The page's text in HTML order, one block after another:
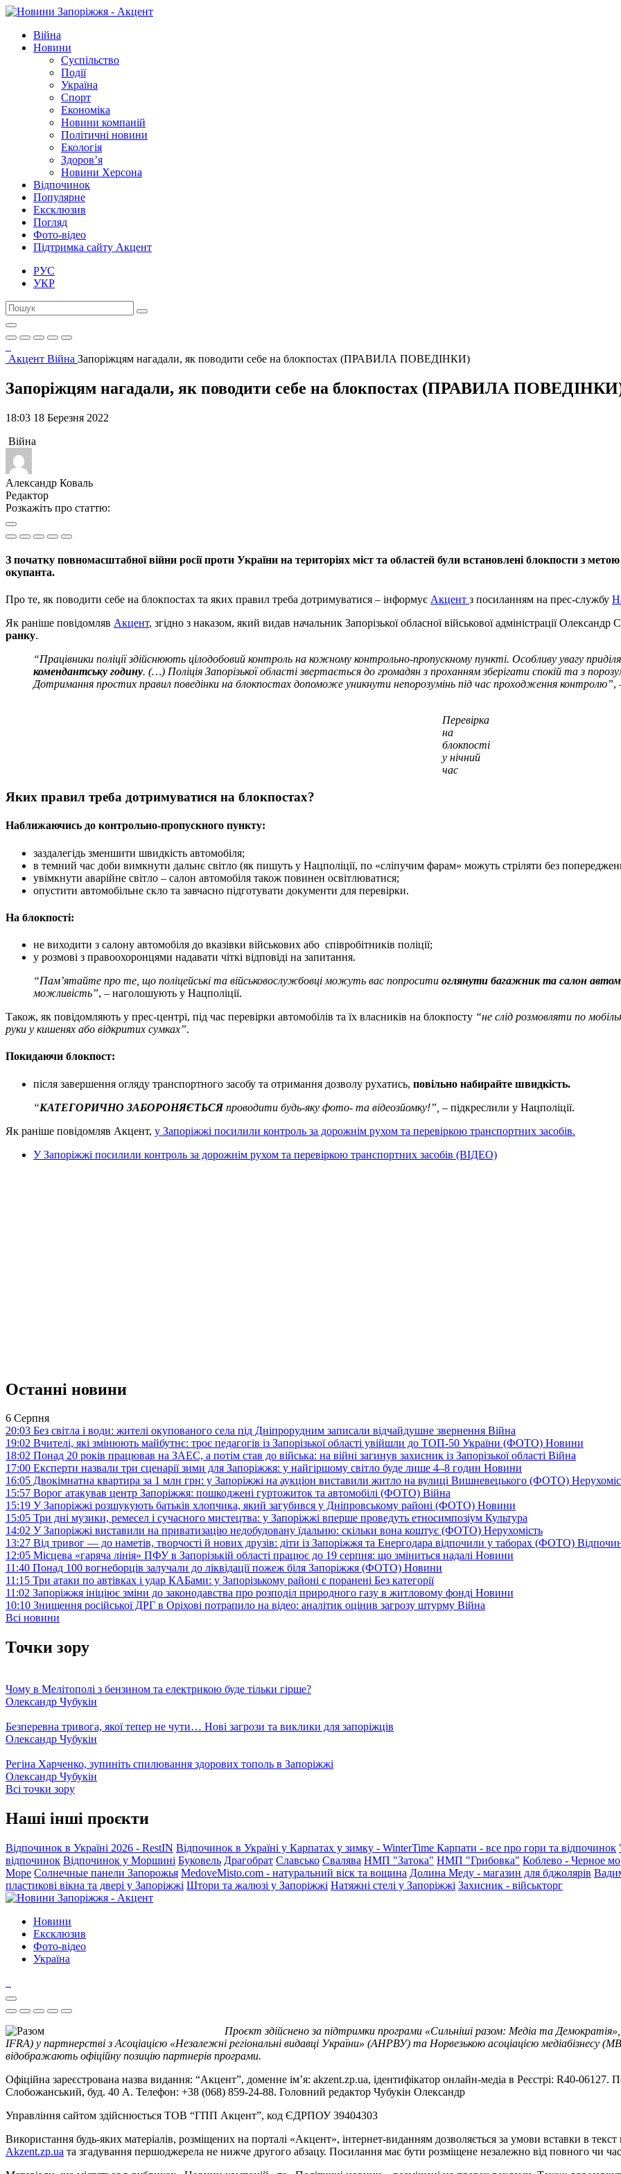
Війна
Новини
Суспільство
Події
Україна
Спорт
Економіка
Новини компаній
Політичні новини
Екологія
Здоров’я
Новини Херсона
Відпочинок
Популярне
Ексклюзив
Погляд
Фото-відео
Підтримка сайту Акцент
РУС
УКР
Акцент Війна Запоріжцям нагадали, як поводити себе на блокпостах (ПРАВИЛА ПОВЕДІНКИ)
Запоріжцям нагадали, як поводити себе на блокпостах (ПРАВИЛА
18:03 18 Березня 2022
Війна
Александр Коваль
Редактор
Розкажіть про статтю:
З початку повномасштабної війни росії проти України на територіях міст та областей були встановлені блокпости з
окупанта.
Про те, як поводити себе на блокпостах та яких правил треба дотримуватися – інформує Акцент з посиланням на прес-службу
Як раніше повідомляв Акцент, згідно з наказом, який видав начальник Запорізької обласної військової адміністрації Олександр
ранку.
“Працівники поліції здійснюють цілодобовий контроль на кожному контрольно-пропускному пункті. Особливу увагу
комендантську годину. (…) Поліція Запорізької області звертається до громадян з проханням зберігати спокій та з
Дотримання простих правил поведінки на блокпостах допоможе уникнути непорозумінь під час проходження контролю”,
Перевірка
на
блокпості
у нічний
час
Яких правил треба дотримуватися на блокпостах?
Наближаючись до контрольно-пропускного пункту:
заздалегідь зменшити швидкість автомобіля;
в темний час доби вимкнути дальнє світло (як пишуть у Нацполіції, по «сліпучим фарам» можуть стріляти без
увімкнути аварійне світло – салон автомобіля також повинен освітлюватися;
опустити автомобільне скло та завчасно підготувати документи для перевірки.
На блокпості:
не виходити з салону автомобіля до вказівки військових або співробітників поліції;
у розмові з правоохоронцями надавати чіткі відповіді на запитання.
“Пам’ятайте про те, що поліцейські та військовослужбовці можуть вас попросити оглянути багажник та салон
можливість”, – наголошують у Нацполіції.
Також, як повідомляють у прес-центрі, під час перевірки автомобілів та їх власників на блокпосту “не слід розмовляти по
руки у кишенях або відкритих сумках”.
Покидаючи блокпост:
після завершення огляду транспортного засобу та отримання дозволу рухатись, повільно набирайте швидкість.
“КАТЕГОРИЧНО ЗАБОРОНЯЄТЬСЯпроводити будь-яку фото- та відеозйомку!”, – підкреслили у Нацполіції.
Як раніше повідомляв Акцент, у Запоріжжі посилили контроль за дорожнім рухом та перевіркою транспортних засобів.
У Запоріжжі посилили контроль за дорожнім рухом та перевіркою транспортних засобів (ВІДЕО)
Останні новини
6 Серпня
20:03 Без світла і води: жителі окупованого села під Дніпрорудним записали відчайдушне звернення Війна
19:02 Вчителі, які змінюють майбутнє: троє педагогів із Запорізької області увійшли до ТОП-50 України (ФОТО) Новини
18:02 Понад 20 років працював на ЗАЕС, а потім став до війська: на війні загинув захисник із Запорізької області Війна
17:00 Експерти назвали три сценарії зими для Запоріжжя: у найгіршому світло буде лише 4–8 годин Новини
16:05 Двокімнатна квартира за 1 млн грн: у Запоріжжі на аукціон виставили житло на вулиці Вишневецького (ФОТО)
15:57 Ворог атакував центр Запоріжжя: пошкоджені гуртожиток та автомобілі (ФОТО) Війна
15:19 У Запоріжжі розшукують батьків хлопчика, який загубився у Дніпровському районі (ФОТО) Новини
15:05 Три дні музики, ремесел і сучасного мистецтва: у Запоріжжі вперше проведуть етносимпозіум Культура
14:02 У Запоріжжі виставили на приватизацію недобудовану їдальню: скільки вона коштує (ФОТО) Нерухомість
13:27 Від тривог — до наметів, творчості й нових друзів: діти із Запоріжжя та Енергодара відпочили у таборах (ФОТО)
12:05 Місцева «гаряча лінія» ПФУ в Запорізькій області працює до 19 серпня: що зміниться надалі Новини
11:40 Понад 100 вогнеборців залучали до ліквідації пожеж біля Запоріжжя (ФОТО) Новини
11:15 Три атаки по автівках і удар КАБами: у Запорізькому районі є поранені Без категорії
11:02 Запоріжжя ініціює зміни до законодавства про розподіл природного газу в житловому фонді Новини
10:10 Знищення російської ДРГ в Оріхові потрапило на відео: аналітик оцінив загрозу штурму Війна
Всі новини
Точки зору
Чому в Мелітополі з бензином та електрикою буде тільки гірше?
Олександр Чубукін
Безперевна тривога, якої тепер не чути… Нові загрози та виклики для запоріжців
Олександр Чубукін
Регіна Харченко, зупиніть спилювання здорових тополь в Запоріжжі
Олександр Чубукін
Всі точки зору
Наші інші проєкти
Відпочинок в Україні 2026 - RestIN Відпочинок в Україні у Карпатах у зимку - WinterTime Карпати - все про гори та відпочинок
відпочинок Відпочинок у Моршині Буковель Драгобрат Славсько Свалява НМП "Затока" НМП "Грибовка" Коблево - Черное
Море Солнечные панели Запорожья MedoveMisto.com - натуральний віск та вощина Долина Меду - магазин для бджолярів
пластикові вікна та двері у Запоріжжі Штори та жалюзі у Запоріжжі Натяжні стелі у Запоріжжі Захисник - військторг
Новини
Ексклюзив
Фото-відео
Україна
Проєкт здійснено за підтримки програми «Сильніші разом: Медіа та
IFRA) у партнерстві з Асоціацією «Незалежні регіональні видавці України» (АНРВУ) та Норвезькою асоціацією медіабізнесу
відображають офіційну позицію партнерів програми.
Офіційна зареєстрована назва видання: “Акцент”, доменне ім’я: akzent.zp.ua, ідентифікатор онлайн-медіа в Реєстрі: R40-
Слобожанський, буд. 40 А. Телефон: +38 (068) 859-24-88. Головний редактор Чубукін Олександр
Управління сайтом здійснюється ТОВ “ГПП Акцент”, код ЄДРПОУ 39404303
Використання будь-яких матеріалів, розміщених на порталі «Акцент», інтернет-виданням дозволяється за умови вставки в
Akzent.zp.ua та згадування першоджерела не нижче другого абзацу. Посилання має бути розміщене незалежно від повного чи